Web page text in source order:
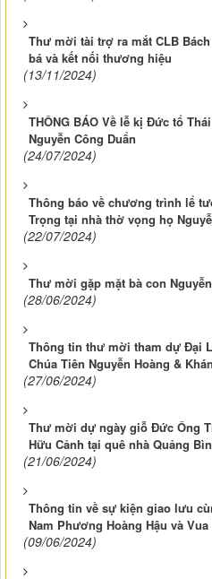
Thư mời tài trợ ra mắt CLB
bá và kết nối thương hiệu
(13/11/2024)
THÔNG BÁO Về lễ kị Đức tổ
Nguyễn Công Duẩn
(24/07/2024)
Thông báo về chương trình lể
Trọng tại nhà thờ vọng họ
(22/07/2024)
Thư mời gặp mặt bà con
(28/06/2024)
Thông tin thư mời tham dự Đại
Chúa Tiên Nguyễn Hoàng &
(27/06/2024)
Thư mời dự ngày giỗ Đức Ông
Hữu Cảnh tại quê nhà Quảng
(21/06/2024)
Thông tin về sự kiện giao lưu
Nam Phương Hoàng Hậu và
(09/06/2024)